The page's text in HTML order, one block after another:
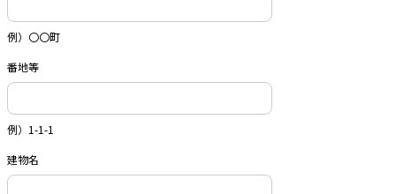
例）〇〇町
番地等
例）1-1-1
建物名